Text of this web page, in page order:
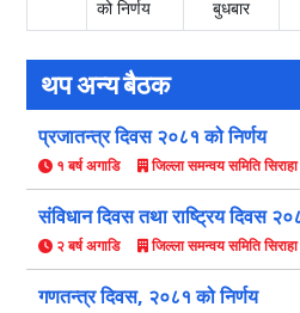
को निर्णय
बुधबार
थप अन्य बैठक
प्रजातन्‍त्र दिवस २०८१ को निर्णय
१ बर्ष अगाडि जिल्ला समन्वय समिति सिराहा
संविधान दिवस तथा राष्ट्रिय दिवस
२ बर्ष अगाडि जिल्ला समन्वय समिति सिराहा
गणतन्‍त्र दिवस, २०८१ को निर्णय